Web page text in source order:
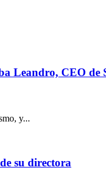
Leandro, CEO de
y...
su directora